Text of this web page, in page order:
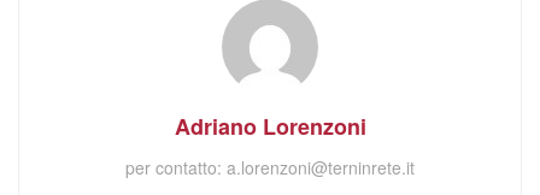
Adriano Lorenzoni
per contatto: a.lorenzoni@terninrete.it